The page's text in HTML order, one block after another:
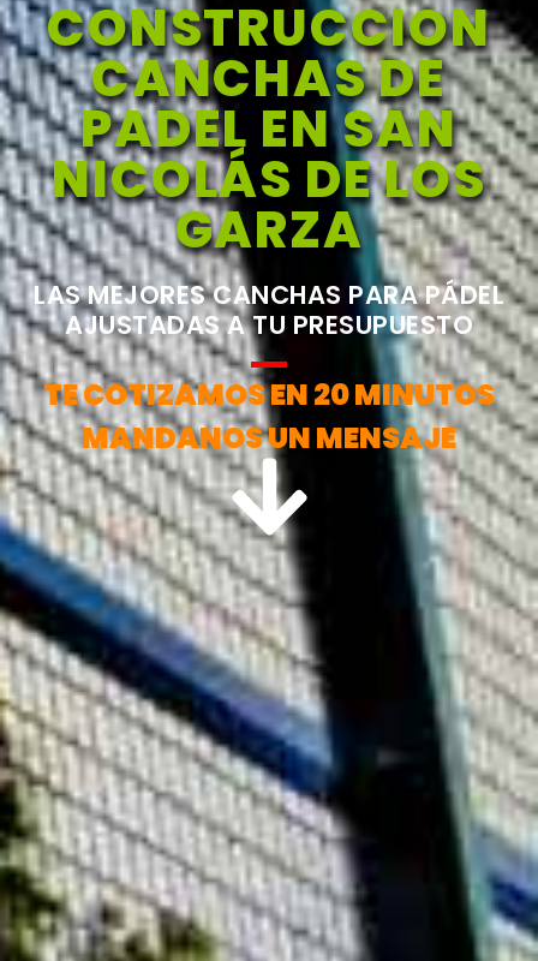
CONSTRUCCION
CANCHAS DE
PADEL EN SAN
NICOLÁS DE LOS
GARZA
LAS MEJORES CANCHAS PARA PÁDEL
AJUSTADAS A TU PRESUPUESTO
TE COTIZAMOS EN 20 MINUTOS
MANDANOS UN MENSAJE